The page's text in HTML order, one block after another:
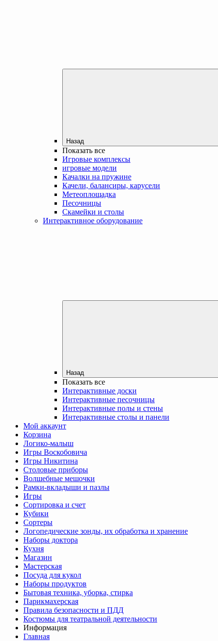
Назад
Показать все
Игровые комплексы
игровые модели
Качалки на пружине
Качели, балансиры, карусели
Метеоплощадка
Песочницы
Скамейки и столы
Интерактивное оборудование
Назад
Показать все
Интерактивные доски
Интерактивные песочницы
Интерактивные полы и стены
Интерактивные столы и панели
Мой аккаунт
Корзина
Логико-малыш
Игры Воскобовича
Игры Никитина
Столовые приборы
Волшебные мешочки
Рамки-вкладыши и пазлы
Игры
Сортировка и счет
Кубики
Сортеры
Логопедические зонды, их обработка и хранение
Наборы доктора
Кухня
Магазин
Мастерская
Посуда для кукол
Наборы продуктов
Бытовая техника, уборка, стирка
Парикмахерская
Правила безопасности и ПДД
Костюмы для театральной деятельности
Информация
Главная